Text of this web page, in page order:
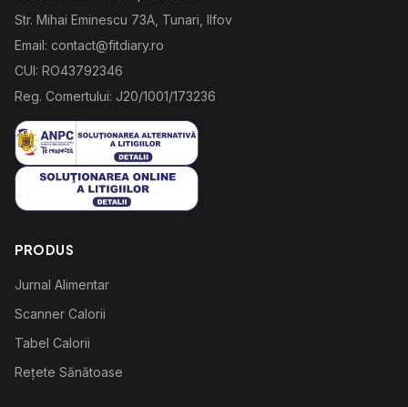
Str. Mihai Eminescu 73A, Tunari, Ilfov
Email: contact@fitdiary.ro
CUI: RO43792346
Reg. Comertului: J20/1001/173236
PRODUS
Jurnal Alimentar
Scanner Calorii
Tabel Calorii
Rețete Sănătoase